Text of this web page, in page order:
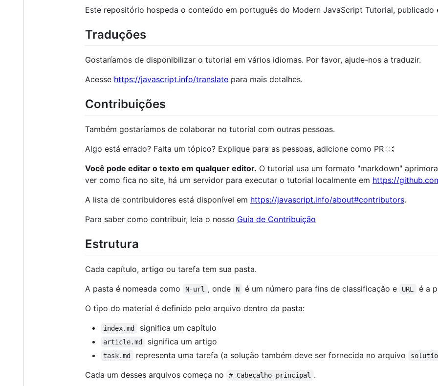
Este repositório hospeda o conteúdo em português do Modern JavaScript Tutorial, publicado
Traduções
Gostaríamos de disponibilizar o tutorial em vários idiomas. Por favor, ajude-nos a traduzir.
Acesse https://javascript.info/translate para mais detalhes.
Contribuições
Também gostaríamos de colaborar no tutorial com outras pessoas.
Algo está errado? Falta um tópico? Explique para as pessoas, adicione como PR 👏
Você pode editar o texto em qualquer editor. O tutorial usa um formato "markdown"
ver como fica no site, há um servidor para executar o tutorial localmente em https://
A lista de contribuidores está disponível em https://javascript.info/about#contributors.
Para saber como contribuir, leia o nosso Guia de Contribuição
Estrutura
Cada capítulo, artigo ou tarefa tem sua pasta.
A pasta é nomeada como
N-url , onde N é um número para fins de classificação e URL
é a
O tipo do material é definido pelo arquivo dentro da pasta:
index.md significa um capítulo
article.md significa um artigo
task.md representa uma tarefa (a solução também deve ser fornecida no arquivo
Cada um desses arquivos começa no
# Cabeçalho principal
.